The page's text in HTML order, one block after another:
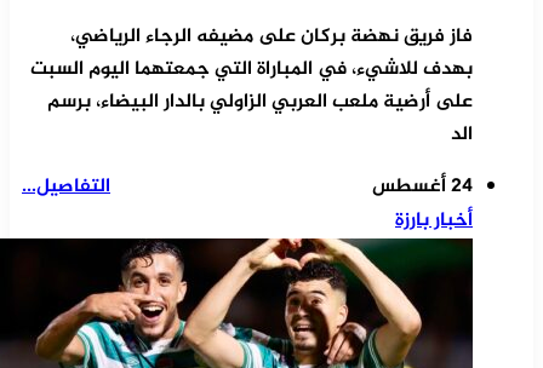
فاز فريق نهضة بركان على مضيفه الرجاء الرياضي،
بهدف للاشيء، في المباراة التي جمعتهما اليوم السبت
على أرضية ملعب العربي الزاولي بالدار البيضاء، برسم
الد
التفاصيل...
24 أغسطس
أخبار بارزة